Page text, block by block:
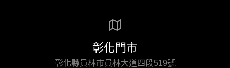
彰化門市
彰化縣員林市員林大道四段519號